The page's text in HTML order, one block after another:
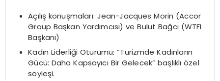
Açılış konuşmaları: Jean-Jacques Morin (Accor
Group Başkan Yardımcısı) ve Bulut Bağcı (WTFI
Başkanı)
Kadın Liderliği Oturumu: “Turizmde Kadınların
Gücü: Daha Kapsayıcı Bir Gelecek” başlıklı özel
söyleşi.